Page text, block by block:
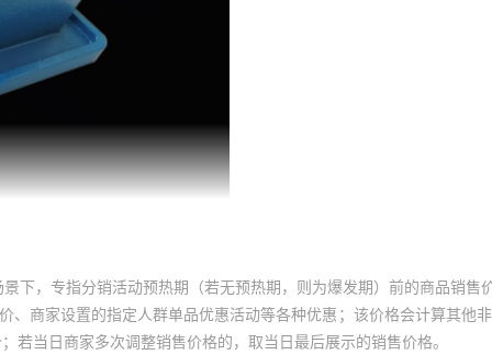
下，专指分销活动预热期（若无预热期，则为爆发期）前的商品销售
商家设置的指定人群单品优惠活动等各种优惠；该价格会计算其他
当日商家多次调整销售价格的，取当日最后展示的销售价格。